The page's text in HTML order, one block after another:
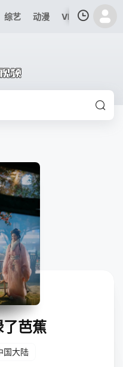
综艺 动漫 VIP专区 今日
芭蕉
国大陆